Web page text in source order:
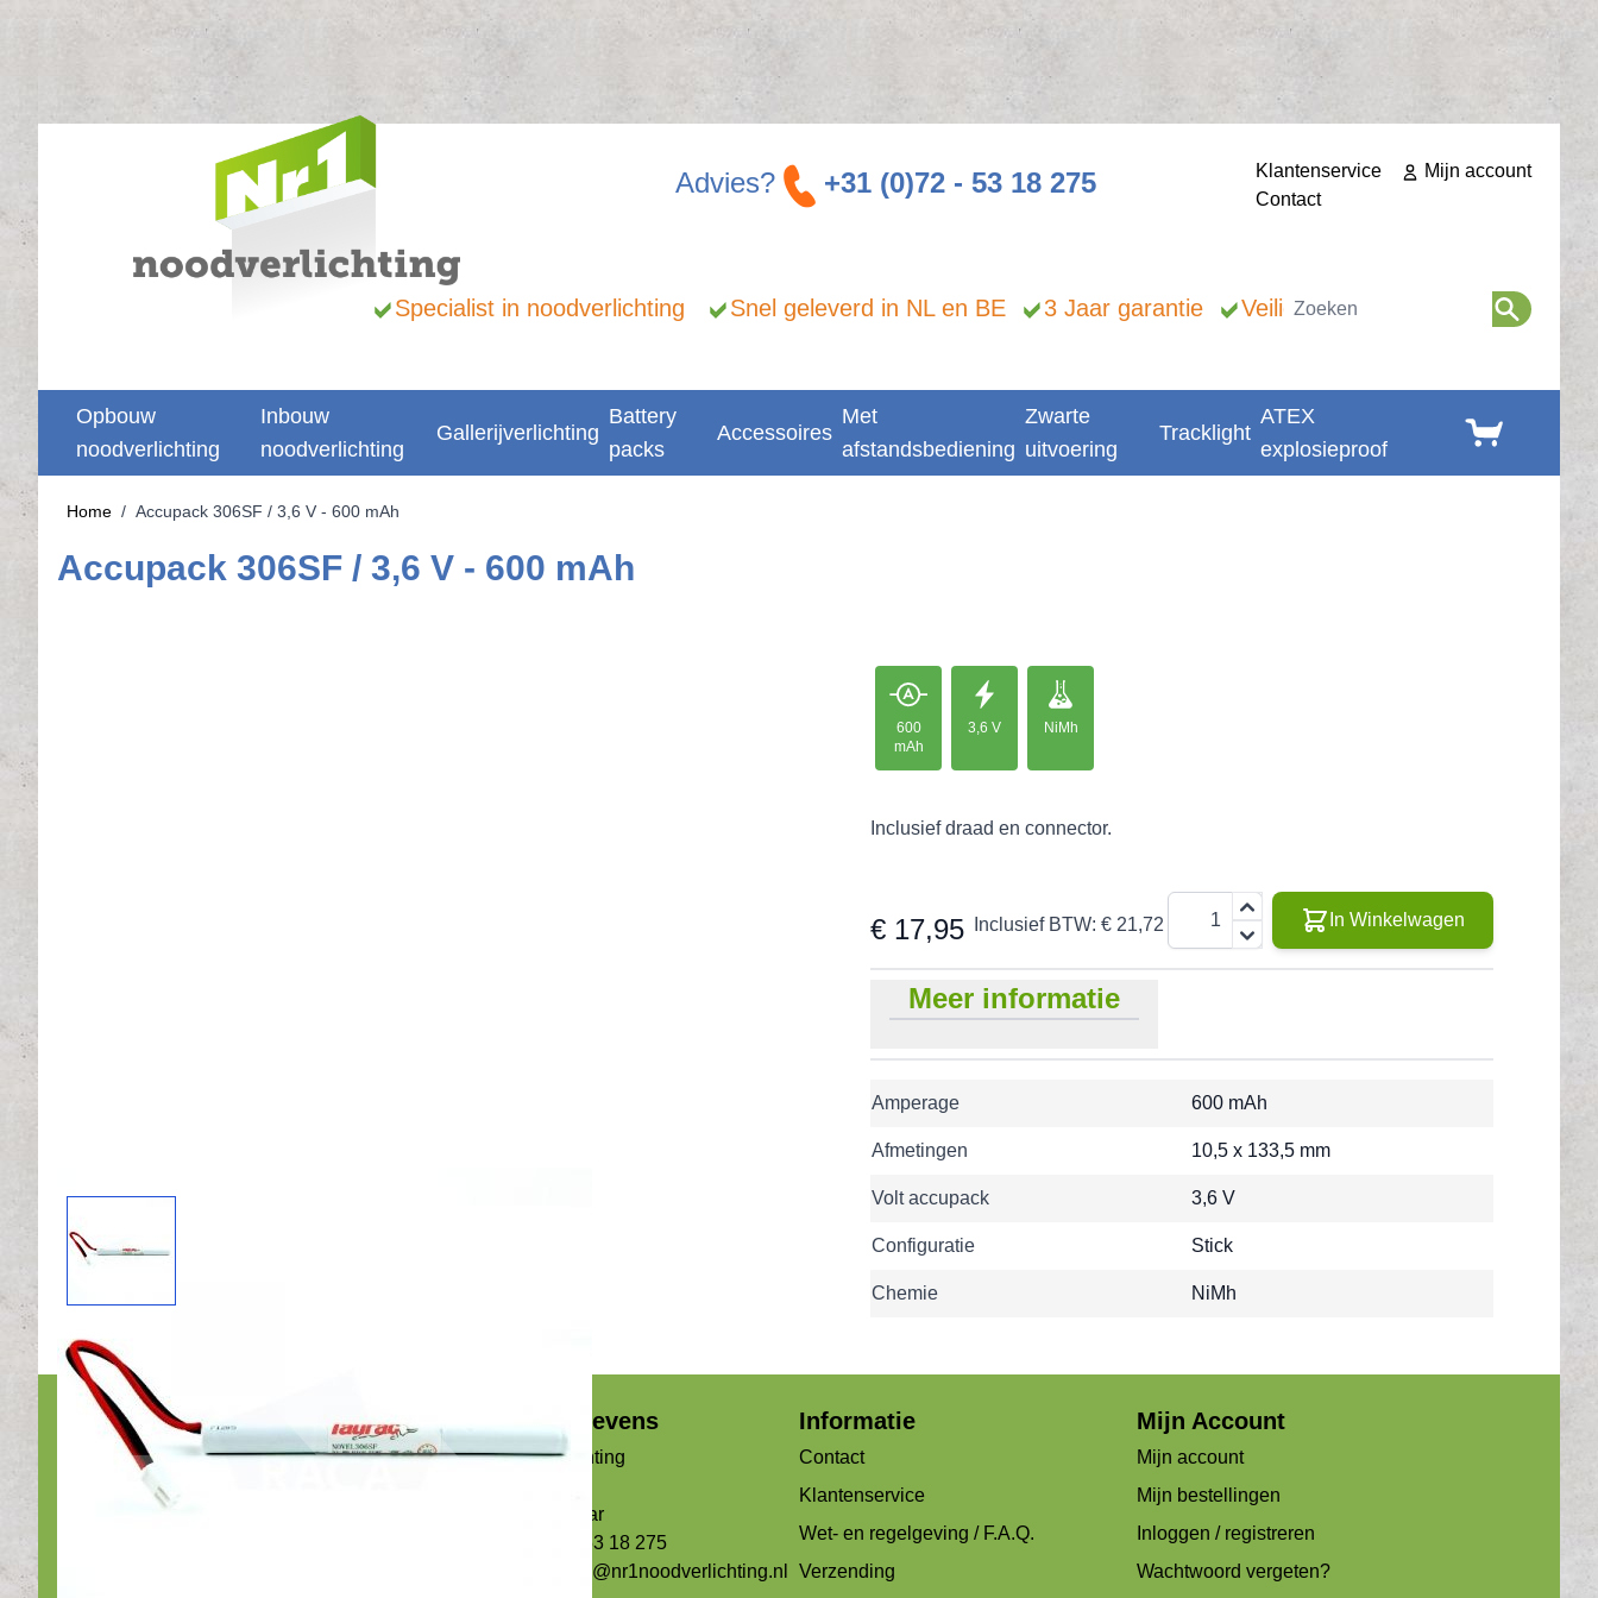
Ga naar de inhoud
Zoeken
Klantenservice
Mijn account
Contact
Advies? +31 (0)72 - 53 18 275
Specialist in noodverlichting Snel geleverd in NL en BE 3 Jaar garantie Veilig betalen
Opbouw
noodverlichting
Inbouw
noodverlichting
Gallerijverlichting
Battery
packs
Accessoires
Met
afstandsbediening
Zwarte
uitvoering
Tracklight
ATEX
explosieproof
Winkelwagen
Home / Accupack 306SF / 3,6 V - 600 mAh
Accupack 306SF / 3,6 V - 600 mAh
600
mAh
3,6 V NiMh
Inclusief draad en connector.
€ 17,95 Inclusief BTW: € 21,72 In Winkelwagen
Meer informatie
Amperage 600 mAh
Afmetingen 10,5 x 133,5 mm
Volt accupack 3,6 V
Configuratie Stick
Chemie NiMh
Bedrijfsgegevens
Nr1Noodverlichting
1822BX Alkmaar
Bel ons: 072 - 53 18 275
info@nr1noodverlichting.nl
Informatie
Contact
Klantenservice
Wet- en regelgeving / F.A.Q.
Verzending
Mijn Account
Mijn account
Mijn bestellingen
Inloggen / registreren
Wachtwoord vergeten?